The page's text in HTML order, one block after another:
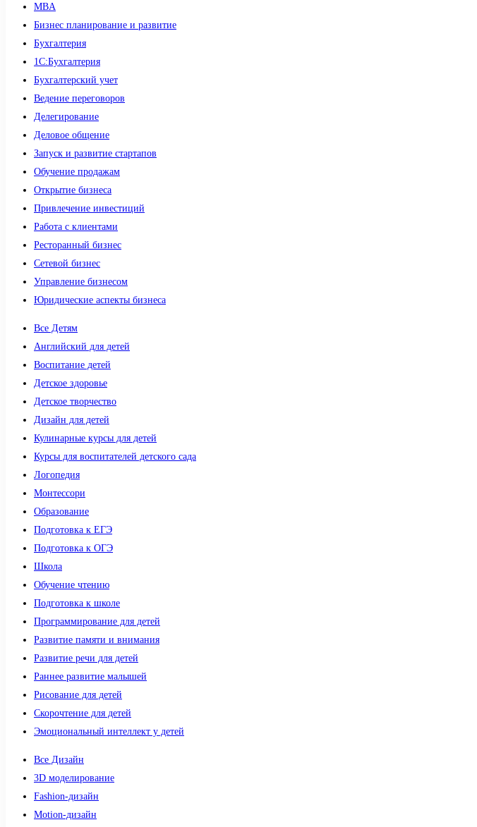
MBA
Бизнес планирование и развитие
Бухгалтерия
1C:Бухгалтерия
Бухгалтерский учет
Ведение переговоров
Делегирование
Деловое общение
Запуск и развитие стартапов
Обучение продажам
Открытие бизнеса
Привлечение инвестиций
Работа с клиентами
Ресторанный бизнес
Сетевой бизнес
Управление бизнесом
Юридические аспекты бизнеса
Все Детям
Английский для детей
Воспитание детей
Детское здоровье
Детское творчество
Дизайн для детей
Кулинарные курсы для детей
Курсы для воспитателей детского сада
Логопедия
Монтессори
Образование
Подготовка к ЕГЭ
Подготовка к ОГЭ
Школа
Обучение чтению
Подготовка к школе
Программирование для детей
Развитие памяти и внимания
Развитие речи для детей
Раннее развитие малышей
Рисование для детей
Скорочтение для детей
Эмоциональный интеллект у детей
Все Дизайн
3D моделирование
Fashion-дизайн
Motion-дизайн